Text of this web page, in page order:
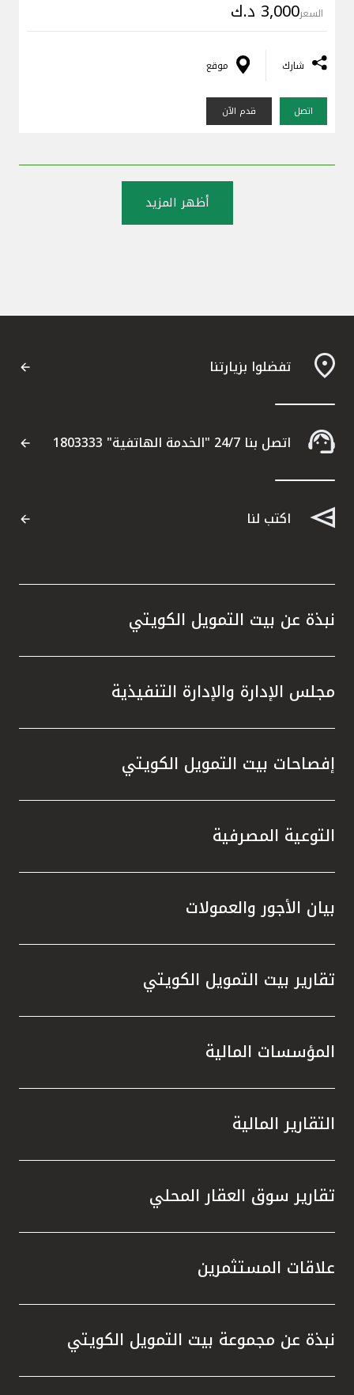
السعر3,000 د.ك
شارك موقع
اتصل قدم الآن
أظهر المزيد
تفضلوا بزيارتنا
اتصل بنا 24/7 "الخدمة الهاتفية" 1803333
اكتب لنا
نبذة عن بيت التمويل الكويتي
مجلس الإدارة والإدارة التنفيذية
إفصاحات بيت التمويل الكويتي
التوعية المصرفية
بيان الأجور والعمولات
تقارير بيت التمويل الكويتي
المؤسسات المالية
التقارير المالية
تقارير سوق العقار المحلي
علاقات المستثمرين
نبذة عن مجموعة بيت التمويل الكويتي